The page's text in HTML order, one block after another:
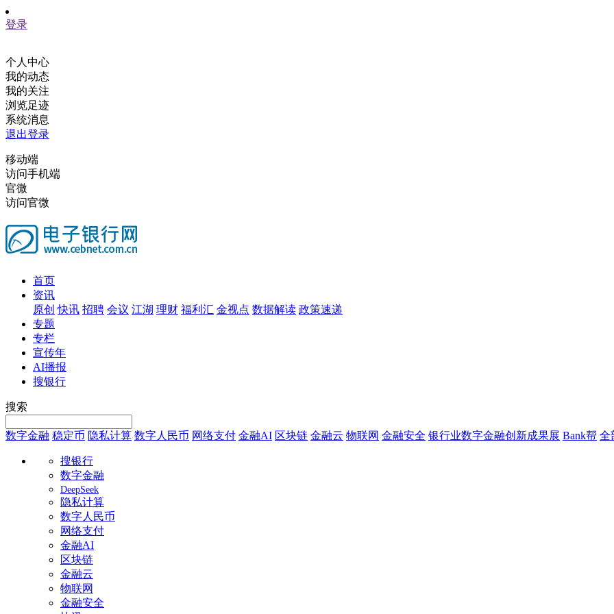
登录
个人中心
我的动态
我的关注
浏览足迹
系统消息
退出登录
移动端
访问手机端
官微
访问官微
首页
资讯
原创 快讯 招聘 会议 江湖 理财 福利汇 金视点 数据解读 政策速递
专题
专栏
宣传年
AI播报
搜银行
搜索
数字金融 稳定币 隐私计算 数字人民币 网络支付 金融AI 区块链 金融云 物联网 金融安全 银行业数字金融创新成果展 Bank帮 全
搜银行
数字金融
DeepSeek
隐私计算
数字人民币
网络支付
金融AI
区块链
金融云
物联网
金融安全